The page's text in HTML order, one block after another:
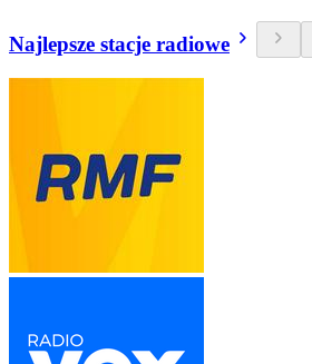
Najlepsze stacje radiowe